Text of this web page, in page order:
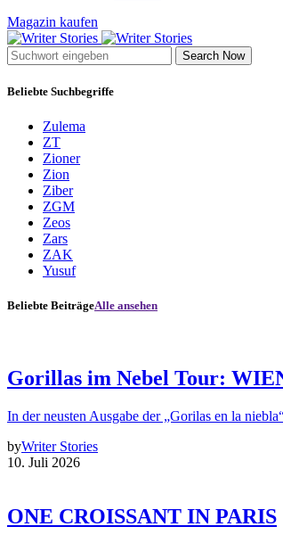
Magazin kaufen
Search Now
Beliebte Suchbegriffe
Zulema
ZT
Zioner
Zion
Ziber
ZGM
Zeos
Zars
ZAK
Yusuf
Beliebte BeiträgeAlle ansehen
Gorillas im Nebel Tour:
In der neusten Ausgabe der „Gorilas en la
byWriter Stories
10. Juli 2026
ONE CROISSANT IN PARIS